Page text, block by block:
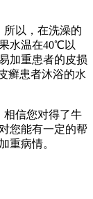
所以，在洗澡的
水温在40℃以
加重患者的皮损
癣患者沐浴的水
相信您对得了牛
您能有一定的帮
重病情。